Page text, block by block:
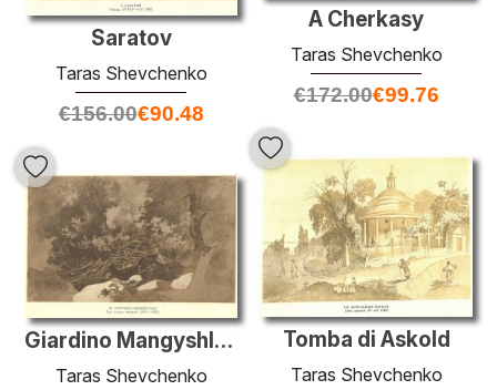
A Cherkasy
Taras Shevchenko
€172.00€99.76
Saratov
Taras Shevchenko
€156.00€90.48
Tomba di Askold
Taras Shevchenko
Giardino Mangyshlak
Taras Shevchenko